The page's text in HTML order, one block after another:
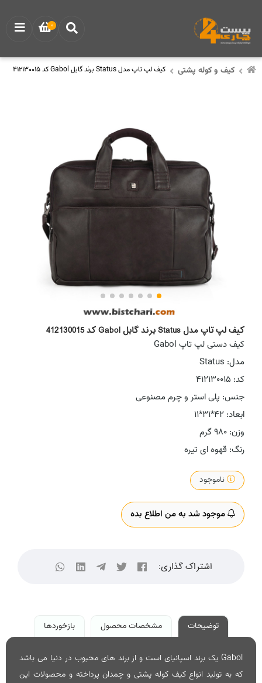
کیف و کوله پشتی کیف لپ تاپ مدل Status برند گابل Gabol کد 412130015
کیف لپ تاپ مدل Status برند گابل Gabol کد 412130015
کیف دستی لپ تاپ Gabol
مدل: Status
کد: 412130015
جنس: پلی استر و چرم مصنوعی
ابعاد: 42*31*11
وزن: 980 گرم
رنگ: قهوه ای تیره
ناموجود
موجود شد به من اطلاع بده
اشتراک گذاری:
توضیحات مشخصات محصول بازخوردها
Gabol یک برند اسپانیای است و از برند های محبوب در دنیا می باشد
که به تولید انواع کیف کوله پشتی و چمدان پرداخته و محصولات این
0